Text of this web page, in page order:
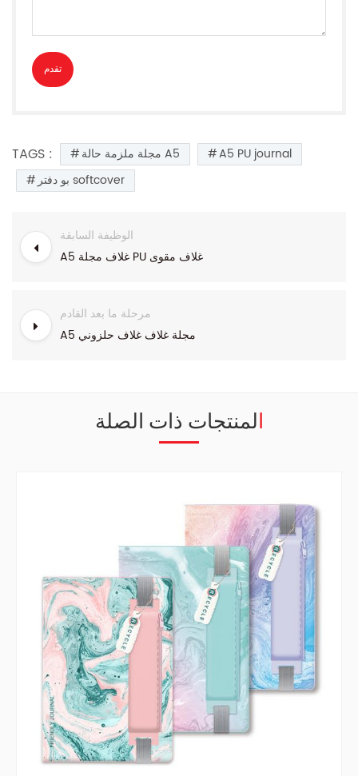
TAGS : مجلة ملزمة حالة A5
A5 PU journal
بو دفتر softcover
الوظيفة السابقة
A5 غلاف مجلة PU غلاف مقوى
مرحلة ما بعد القادم
A5 مجلة غلاف غلاف حلزوني
المنتجات ذات الصلة